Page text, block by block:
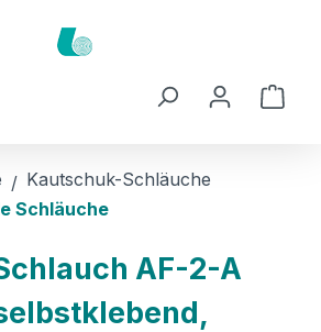
Kautschuk-Schläuche
Schläuche
AF-2-A